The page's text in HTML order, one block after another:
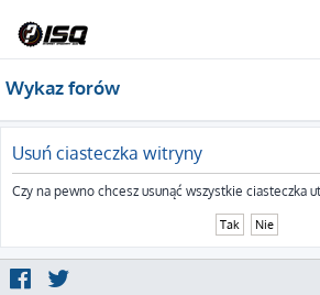
Wykaz forów
Usuń ciasteczka witryny
Czy na pewno chcesz usunąć wszystkie ciasteczka